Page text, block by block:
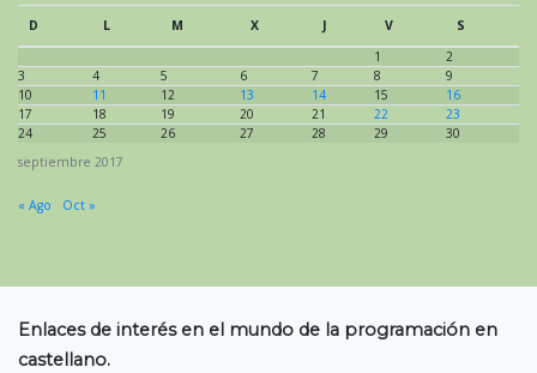
septiembre 2017
D L M X J V
S
1
2
3
4 5 6 7 8
9
10
11 12 13 14 15
16
17
18 19 20 21 22
23
24
25 26 27 28 29 30
« Ago Oct »
Enlaces de interés en el mundo de la programación en
castellano.